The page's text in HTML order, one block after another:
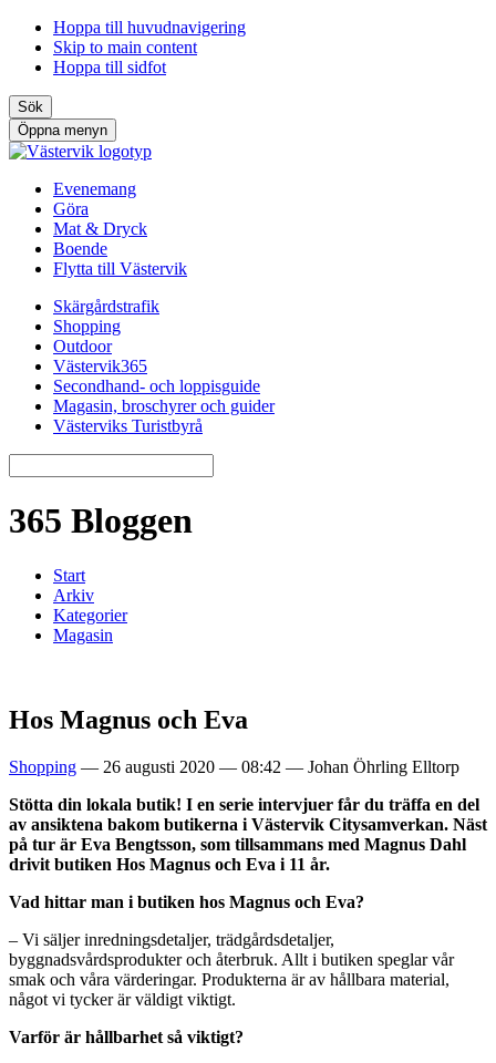
Hoppa till huvudnavigering
Skip to main content
Hoppa till sidfot
Sök
Öppna menyn
Evenemang
Göra
Mat & Dryck
Boende
Flytta till Västervik
Skärgårdstrafik
Shopping
Outdoor
Västervik365
Secondhand- och loppisguide
Magasin, broschyrer och guider
Västerviks Turistbyrå
365 Bloggen
Start
Arkiv
Kategorier
Magasin
Hos Magnus och Eva
Shopping — 26 augusti 2020 — 08:42 — Johan Öhrling Elltorp
Stötta din lokala butik! I en serie intervjuer får du träffa en del
av ansiktena bakom butikerna i Västervik Citysamverkan. Näst
på tur är Eva Bengtsson, som tillsammans med Magnus Dahl
drivit butiken Hos Magnus och Eva i 11 år.
Vad hittar man i butiken hos Magnus och Eva?
– Vi säljer inredningsdetaljer, trädgårdsdetaljer,
byggnadsvårdsprodukter och återbruk. Allt i butiken speglar vår
smak och våra värderingar. Produkterna är av hållbara material,
något vi tycker är väldigt viktigt.
Varför är hållbarhet så viktigt?